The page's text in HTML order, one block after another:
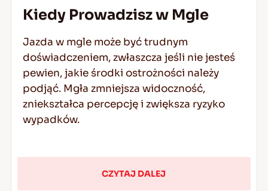
Kiedy Prowadzisz w Mgle
Jazda w mgle może być trudnym
doświadczeniem, zwłaszcza jeśli nie jesteś
pewien, jakie środki ostrożności należy
podjąć. Mgła zmniejsza widoczność,
zniekształca percepcję i zwiększa ryzyko
wypadków.
CZYTAJ DALEJ